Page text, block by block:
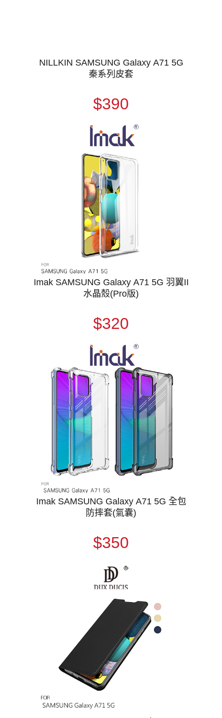
NILLKIN SAMSUNG Galaxy A71 5G
秦系列皮套
$390
Imak SAMSUNG Galaxy A71 5G 羽翼II
水晶殼(Pro版)
$320
Imak SAMSUNG Galaxy A71 5G 全包
防摔套(氣囊)
$350